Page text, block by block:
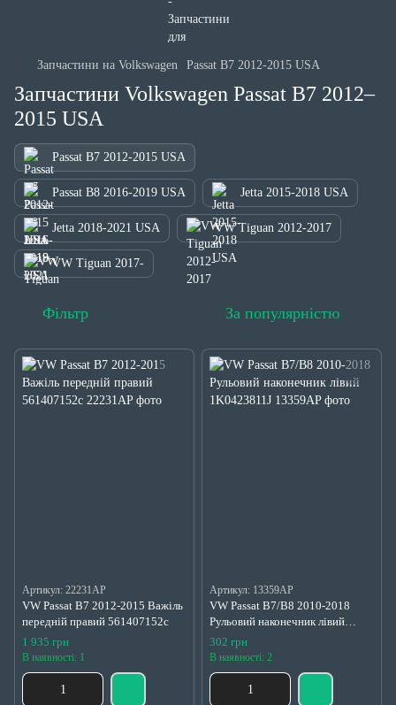
Запчастини на Volkswagen Passat B7 2012-2015 USA
Запчастини Volkswagen Passat B7 2012–
2015 USA
Passat B7 2012-2015 USA
Passat B8 2016-2019 USA Jetta 2015-2018 USA
Jetta 2018-2021 USA VW Tiguan 2012-2017
VW Tiguan 2017-
Фільтр За популярністю
Артикул: 22231AP
VW Passat B7 2012-2015 Важіль
передній правий 561407152c
1 935 грн
В наявності: 1
Артикул: 13359AP
VW Passat B7/B8 2010-2018
Рульовий наконечник лівий
1K0423811J
302 грн
В наявності: 2